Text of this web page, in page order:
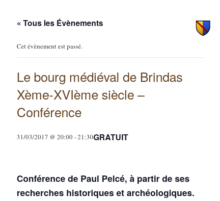
« Tous les Évènements
Cet évènement est passé.
Le bourg médiéval de Brindas
Xème-XVIème siècle –
Conférence
31/03/2017 @ 20:00-21:30GRATUIT
Conférence de Paul Pelcé, à partir de ses
recherches historiques et archéologiques.